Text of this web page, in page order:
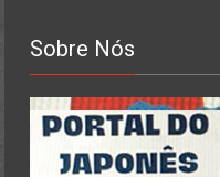
Sobre Nós